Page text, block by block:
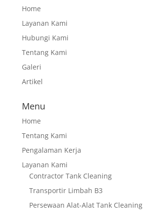
Home
Layanan Kami
Hubungi Kami
Tentang Kami
Galeri
Artikel
Menu
Home
Tentang Kami
Pengalaman Kerja
Layanan Kami
Contractor Tank Cleaning
Transportir Limbah B3
Persewaan Alat-Alat Tank Cleaning